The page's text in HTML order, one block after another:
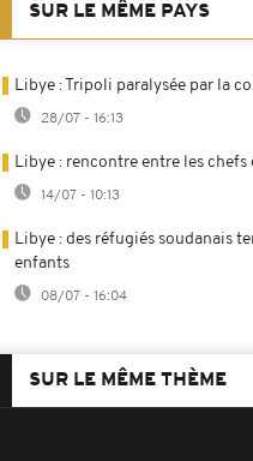
SUR LE MÊME PAYS
Libye : Tripoli paralysée par la
28/07 - 16:13
Libye : rencontre entre les chefs
14/07 - 10:13
Libye : des réfugiés soudanais
enfants
08/07 - 16:04
SUR LE MÊME THÈME